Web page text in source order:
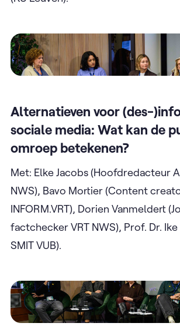
Video
Alternatieven voor (des-
sociale media: Wat kan de
omroep betekenen?
Met: Elke Jacobs (Hoofdredacteur
NWS), Bavo Mortier (Content
INFORM.VRT), Dorien Vanmeldert
factchecker VRT NWS), Prof. Dr.
SMIT VUB).
Video